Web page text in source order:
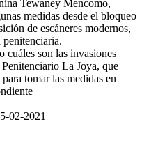
Tewaney Mencomo,
medidas desde el bloqueo
de escáneres modernos,
penitenciaria.
cuáles son las invasiones
La Joya, que
tomar las medidas en
02-2021|